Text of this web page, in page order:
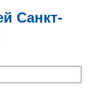
Санкт-